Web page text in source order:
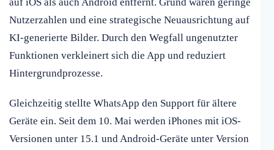
Nutzerzahlen und eine strategische Neuausrichtung auf
KI-generierte Bilder. Durch den Wegfall ungenutzter
Funktionen verkleinert sich die App und reduziert
Hintergrundprozesse.
Gleichzeitig stellte WhatsApp den Support für ältere
Geräte ein. Seit dem 10. Mai werden iPhones mit iOS-
Versionen unter 15.1 und Android-Geräte unter Version